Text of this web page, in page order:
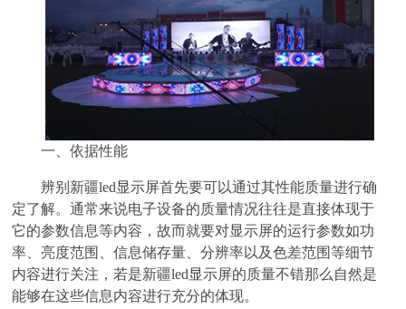
一、依据性能
辨别新疆led显示屏首先要可以通过其性能质量进行确
定了解。通常来说电子设备的质量情况往往是直接体现于
它的参数信息等内容，故而就要对显示屏的运行参数如功
率、亮度范围、信息储存量、分辨率以及色差范围等细节
内容进行关注，若是新疆led显示屏的质量不错那么自然是
能够在这些信息内容进行充分的体现。